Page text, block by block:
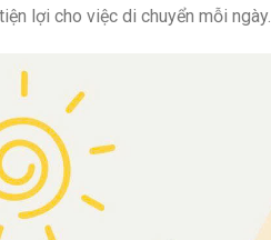
lợi cho việc di chuyển mỗi ngày.